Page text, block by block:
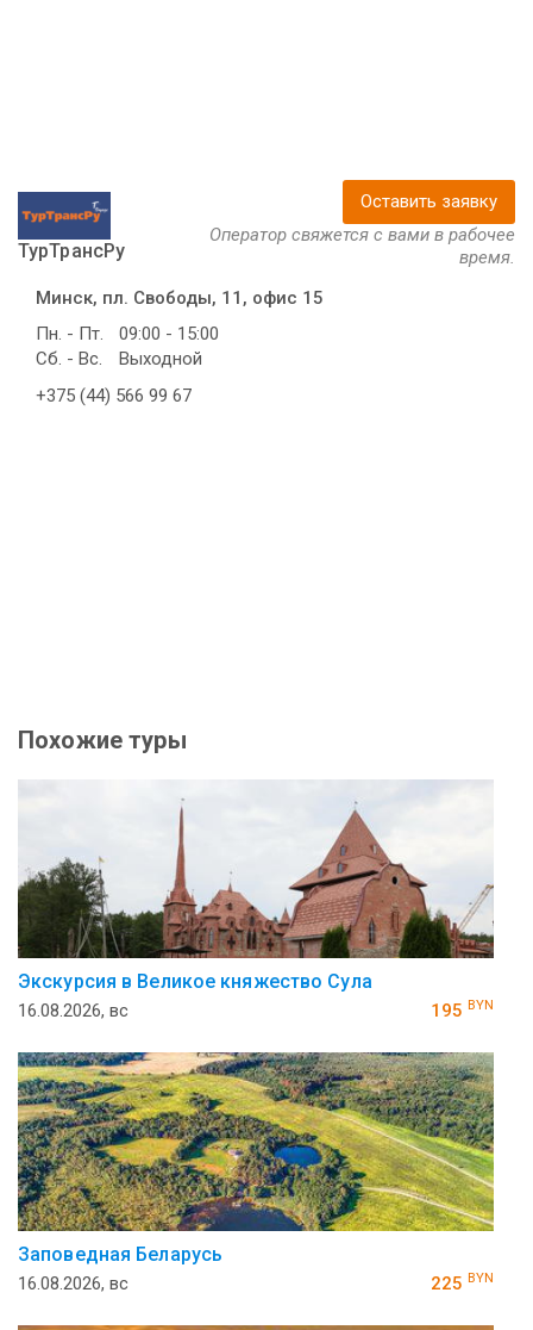
ТурТрансРу
Оставить заявку
Оператор свяжется с вами в рабочее
время.
Минск, пл. Свободы, 11, офис 15
Пн. - Пт.
09:00 - 15:00
Сб. - Вс.
Выходной
+375 (44) 566 99 67
Похожие туры
Экскурсия в Великое княжество Сула
16.08.2026, вс 195 BYN
Заповедная Беларусь
16.08.2026, вс 225 BYN